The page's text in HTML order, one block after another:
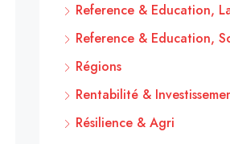
Reference & Education,
Reference & Education,
Régions
Rentabilité &
Résilience & Agri